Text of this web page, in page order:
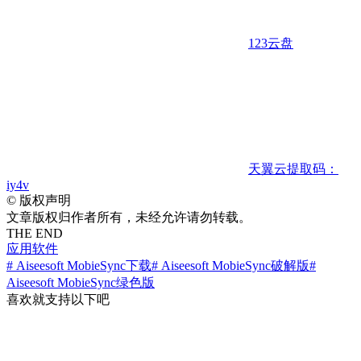
123云盘
天翼云提取码：
iy4v
© 版权声明
文章版权归作者所有，未经允许请勿转载。
THE END
应用软件
# Aiseesoft MobieSync下载# Aiseesoft MobieSync破解版#
Aiseesoft MobieSync绿色版
喜欢就支持以下吧